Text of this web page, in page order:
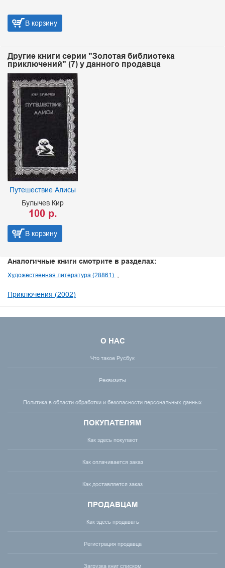
В корзину
Другие книги серии "Золотая библиотека
приключений" (7) у данного продавца
Путешествие Алисы
Булычев Кир
100 р.
В корзину
Аналогичные книги смотрите в разделах:
Художественная литература (28861)
Приключения (2002)
О НАС
Что такое Русбук
Реквизиты
Политика в области обработки и безопасности персональных данных
ПОКУПАТЕЛЯМ
Как здесь покупают
Как оплачивается заказ
Как доставляется заказ
ПРОДАВЦАМ
Как здесь продавать
Регистрация продавца
Загрузка книг списком